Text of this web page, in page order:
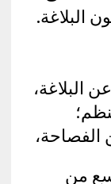
البلاغة.
البلاغة،
الفصاحة،
من